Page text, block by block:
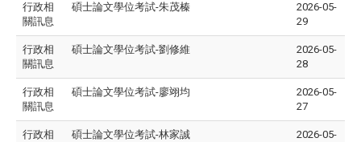
行政相
關訊息
碩士論文學位考試-朱茂榛
2026-05-
29
行政相
關訊息
碩士論文學位考試-劉修維
2026-05-
28
行政相
關訊息
碩士論文學位考試-廖翊均
2026-05-
27
行政相
碩士論文學位考試-林家誠
2026-05-